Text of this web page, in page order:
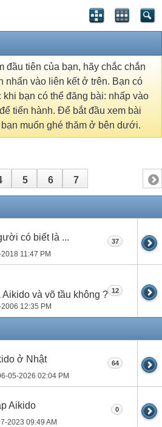
đầu tiên của bạn, hãy chắc chắn
nhấn vào liên kết ở trên. Bạn có
bạn có thể đăng bài: nhấp vào
tiến hành. Để bắt đầu xem bài
muốn ghé thăm ở bên dưới.
5 6 7
có biết là ...
11:47 PM
37
và võ tầu không ?
12:35 PM
12
ở Nhật
05-2026 02:04 PM
64
Aikido
2023 09:49 AM
0